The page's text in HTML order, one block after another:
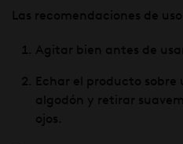
Las recomendaciones de
Agitar bien antes de
Echar el producto sobre
algodón y retirar
ojos.